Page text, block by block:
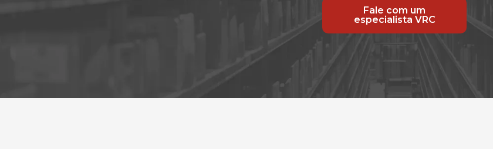
Fale com um
especialista VRC